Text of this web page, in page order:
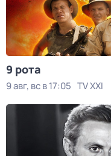
9 рота
9 авг, вс в 17:05 TV XXI